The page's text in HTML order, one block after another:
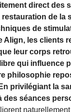
direct des
de la
de
Align, les clients
leur corps
qui influence
philosophie
privilégiant la
des séances